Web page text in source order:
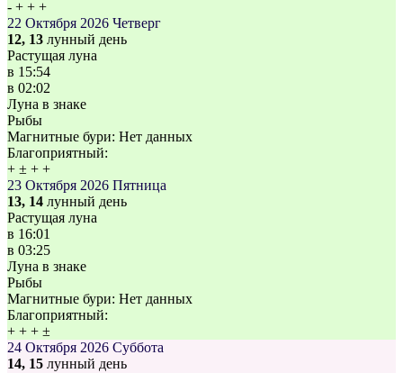
- + + +
22 Октября 2026 Четверг
12, 13 лунный день
Растущая луна
в 15:54
в 02:02
Луна в знаке
Рыбы
Магнитные бури: Нет данных
Благоприятный:
+ ± + +
23 Октября 2026 Пятница
13, 14 лунный день
Растущая луна
в 16:01
в 03:25
Луна в знаке
Рыбы
Магнитные бури: Нет данных
Благоприятный:
+ + + ±
24 Октября 2026 Суббота
14, 15 лунный день